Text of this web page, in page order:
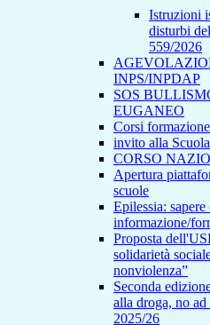
Istruzioni
disturbi
559/2026
INPS/INPDAP
SOS
EUGANEO
Corsi
invito alla
CORSO
Apertura
scuole
Epilessia:
informazione/
Proposta
solidarietà
nonviolenza”
Seconda
alla droga, no
2025/26